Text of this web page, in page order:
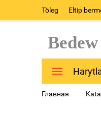
Töleg Eltip
Главная